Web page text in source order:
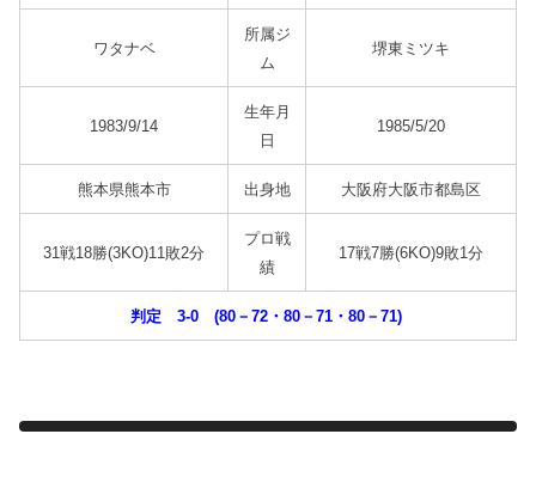
ワタナベ
所属ジ
ム
堺東ミツキ
1983/9/14
生年月
日
1985/5/20
熊本県熊本市 出身地 大阪府大阪市都島区
31戦18勝(3KO)11敗2分
プロ戦
績
17戦7勝(6KO)9敗1分
判定 3-0 (80－72・80－71・80－71)